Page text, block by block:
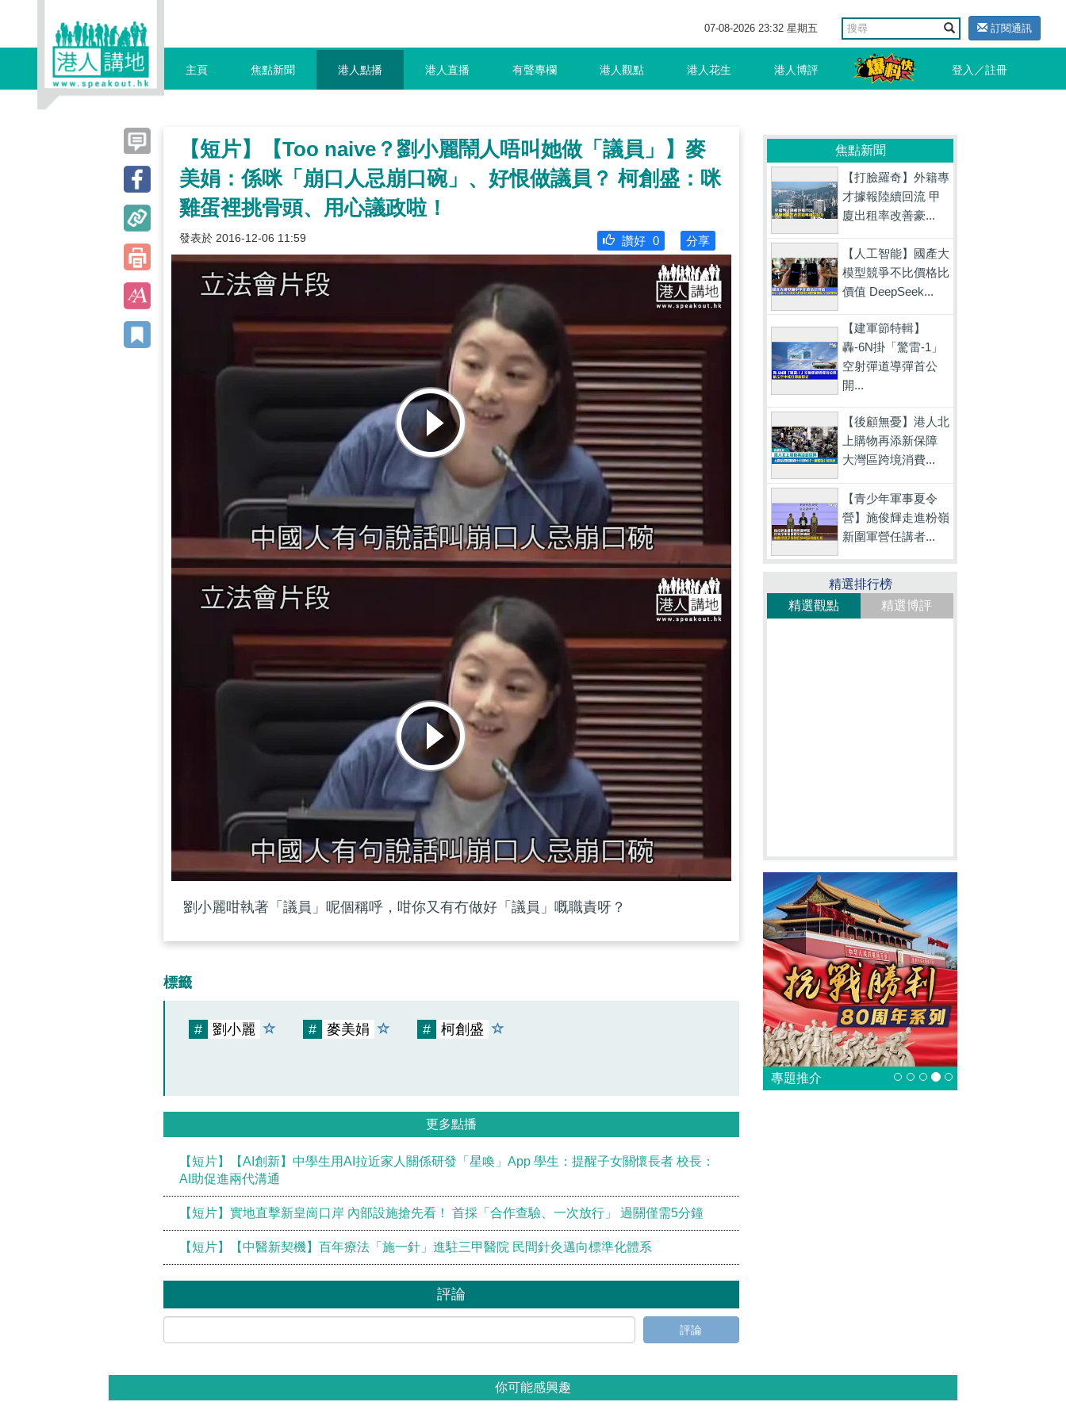
07-08-2026 23:32 星期五 訂閱通訊
主頁 焦點新聞 港人點播 港人直播 有聲專欄 港人觀點 港人花生 港人博評 登入／註冊
【短片】【Too naive？劉小麗鬧人唔叫她做「議員」】麥
美娟：係咪「崩口人忌崩口碗」、好恨做議員？ 柯創盛：咪
雞蛋裡挑骨頭、用心議政啦！
發表於 2016-12-06 11:59 分享
讚好 0
劉小麗咁執著「議員」呢個稱呼，咁你又有冇做好「議員」嘅職責呀？
標籤
# 劉小麗 # 麥美娟 # 柯創盛
更多點播
【短片】【AI創新】中學生用AI拉近家人關係研發「星喚」App 學生：提醒子女關懷長者 校長：
AI助促進兩代溝通
【短片】實地直擊新皇崗口岸 內部設施搶先看！ 首採「合作查驗、一次放行」 過關僅需5分鐘
【短片】【中醫新契機】百年療法「施一針」進駐三甲醫院 民間針灸邁向標準化體系
評論
評論
焦點新聞
【打臉羅奇】外籍專
才據報陸續回流 甲
廈出租率改善豪...
【人工智能】國產大
模型競爭不比價格比
價值 DeepSeek...
【建軍節特輯】
轟-6N掛「驚雷-1」
空射彈道導彈首公
開...
【後顧無憂】港人北
上購物再添新保障
大灣區跨境消費...
【青少年軍事夏令
營】施俊輝走進粉嶺
新圍軍營任講者...
精選排行榜
精選觀點
精選博評
專題推介
你可能感興趣